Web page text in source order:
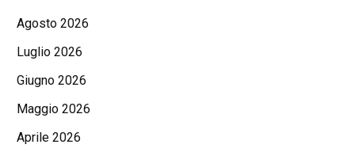
Agosto 2026
Luglio 2026
Giugno 2026
Maggio 2026
Aprile 2026